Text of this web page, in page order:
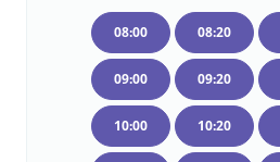
08:00 08:20
09:00 09:20
10:00 10:20